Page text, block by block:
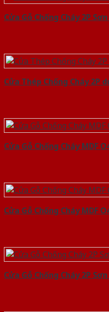
Cửa Gỗ Chống Cháy 2P
Cửa Thép Chống Cháy 2P
Cửa Gỗ Chống Cháy MDF
Cửa Gỗ Chống Cháy MDF
Cửa Gỗ Chống Cháy 2P